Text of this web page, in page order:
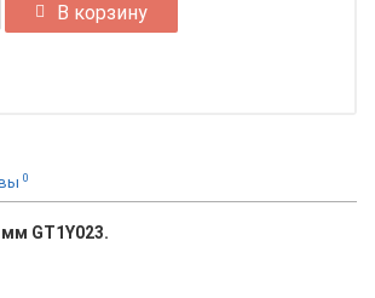
В корзину
0
GT1Y023.